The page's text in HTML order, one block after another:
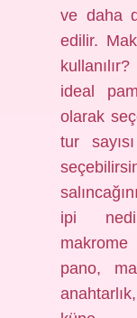
ve daha
edilir.
ideal
olarak
tur
ipi
pano,